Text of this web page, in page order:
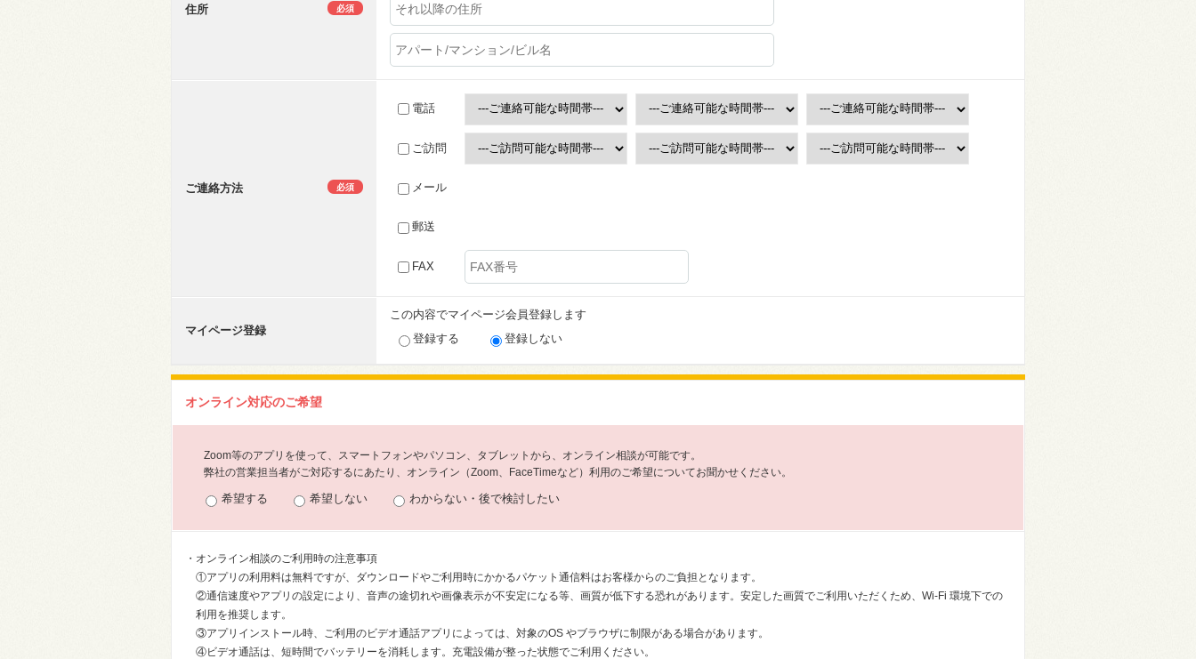
住所 必須
ご連絡方法 必須
電話
ご訪問
メール
郵送
FAX
マイページ登録
この内容でマイページ会員登録します
登録する
登録しない
オンライン対応のご希望
Zoom等のアプリを使って、スマートフォンやパソコン、タブレットから、オンライン相談が可能です。
弊社の営業担当者がご対応するにあたり、オンライン（Zoom、FaceTimeなど）利用のご希望についてお聞かせください。
希望する 希望しない わからない・後で検討したい
・オンライン相談のご利用時の注意事項
①アプリの利用料は無料ですが、ダウンロードやご利用時にかかるパケット通信料はお客様からのご負担となります。
②通信速度やアプリの設定により、音声の途切れや画像表示が不安定になる等、画質が低下する恐れがあります。安定した画質でご利用いただくため、Wi-Fi 環境下での
利用を推奨します。
③アプリインストール時、ご利用のビデオ通話アプリによっては、対象のOS やブラウザに制限がある場合があります。
④ビデオ通話は、短時間でバッテリーを消耗します。充電設備が整った状態でご利用ください。